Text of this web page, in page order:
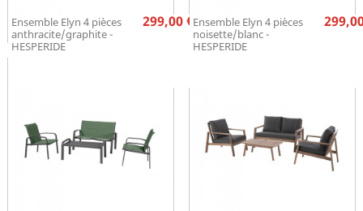
Ensemble Elyn 4 pièces
anthracite/graphite -
HESPERIDE
Prix
299,00 €Ensemble Elyn 4 pièces
noisette/blanc -
HESPERIDE